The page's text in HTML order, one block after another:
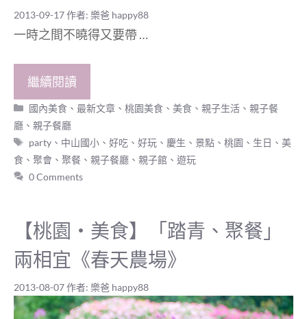
2013-09-17作者: 樂爸 happy88
一時之間不曉得又要帶 …
繼續閱讀
分
類
國內美食 、最新文章 、桃園美食 、美食 、親子生活 、親子餐
廳 、 親子餐廳
標
籤
party 、 中山國小 、好吃 、好玩 、 慶生 、 景點 、桃園 、 生日 、美
食 、 聚會 、 聚餐 、 親子餐廳 、 親子館 、 遊玩
0 Comments
【桃園‧美食】「踏青、聚餐」
兩相宜《春天農場》
2013-08-07作者: 樂爸 happy88